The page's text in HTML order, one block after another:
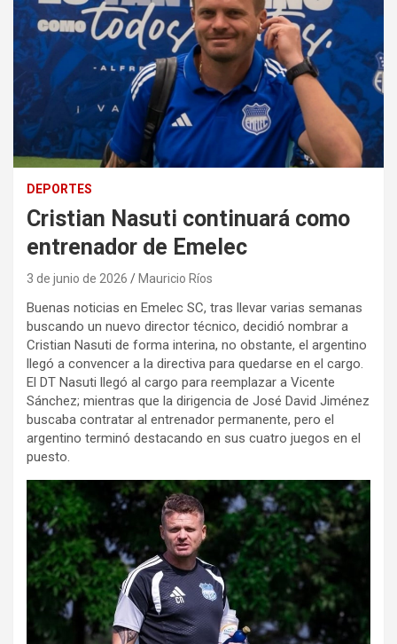
DEPORTES
Cristian Nasuti continuará como
entrenador de Emelec
3 de junio de 2026 Mauricio Ríos
Buenas noticias en Emelec SC, tras llevar varias semanas
buscando un nuevo director técnico, decidió nombrar a
Cristian Nasuti de forma interina, no obstante, el argentino
llegó a convencer a la directiva para quedarse en el cargo.
El DT Nasuti llegó al cargo para reemplazar a Vicente
Sánchez; mientras que la dirigencia de José David Jiménez
buscaba contratar al entrenador permanente, pero el
argentino terminó destacando en sus cuatro juegos en el
puesto.